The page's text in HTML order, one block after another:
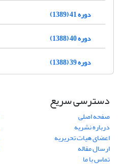
دوره 41 (1389)
دوره 40 (1388)
دوره 39 (1388)
دسترسی سریع
صفحه اصلی
درباره نشریه
اعضای هیات تحریریه
ارسال مقاله
تماس با ما